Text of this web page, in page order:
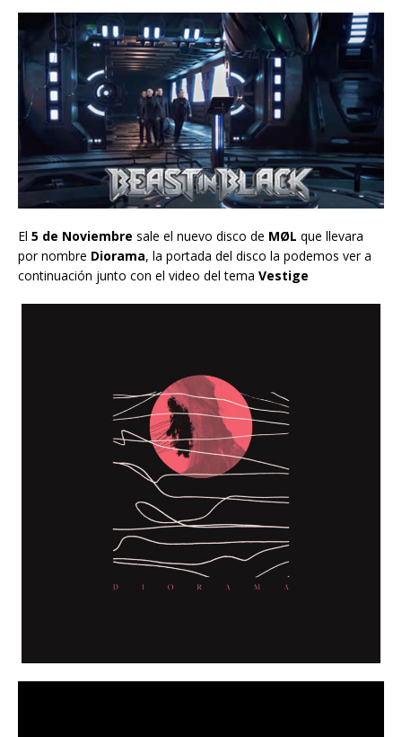
El 5 de Noviembre sale el nuevo disco de MØL que llevara
por nombre Diorama, la portada del disco la podemos ver a
continuación junto con el video del tema Vestige